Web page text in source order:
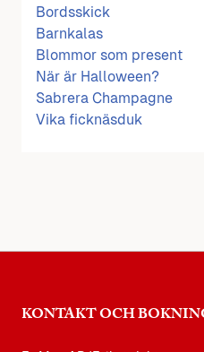
Bordsskick
Barnkalas
Blommor som present
När är Halloween?
Sabrera Champagne
Vika ficknäsduk
KONTAKT OCH